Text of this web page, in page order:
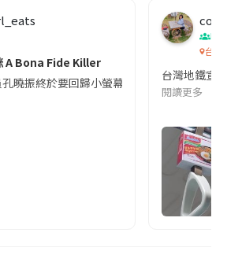
A Bona Fide Killer
曉振終於要回歸小螢幕啦!這次的劇本改編
co
吹
台灣
台灣地鐵宣
閱讀更多